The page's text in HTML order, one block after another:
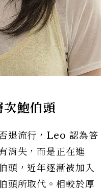
鮑伯頭
退流行，Leo 認為答
消失，而是正在進
頭，近年逐漸被加入
頭所取代。相較於厚